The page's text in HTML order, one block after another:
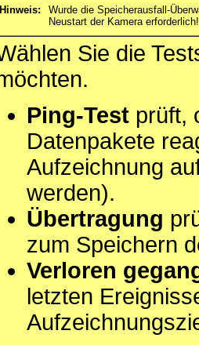
Hinweis:
Wurde die Speicherausfall-
Neustart der Kamera erforderlich!
Sie die
Ping-Test prüft,
Datenpakete
Aufzeichnung
werden).
Übertragung
zum Speichern
Verloren
letzten